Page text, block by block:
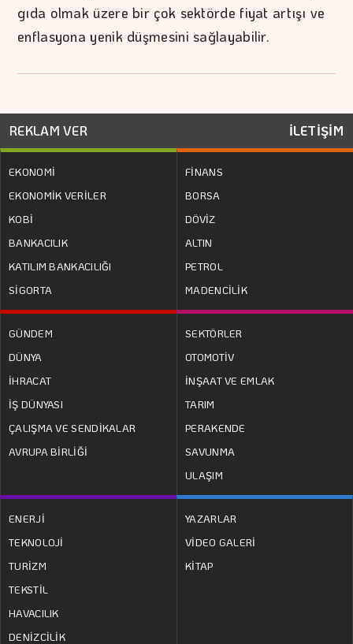
gıda olmak üzere bir çok sektörde fiyat artışı ve
enflasyona yenik düşmesini sağlayabilir.
REKLAM VER İLETİŞİM
EKONOMİ
EKONOMİK VERİLER
KOBİ
BANKACILIK
KATILIM BANKACILIĞI
SİGORTA
FİNANS
BORSA
DÖVİZ
ALTIN
PETROL
MADENCİLİK
GÜNDEM
DÜNYA
İHRACAT
İŞ DÜNYASI
ÇALIŞMA VE SENDİKALAR
AVRUPA BİRLİĞİ
SEKTÖRLER
OTOMOTİV
İNŞAAT VE EMLAK
TARIM
PERAKENDE
SAVUNMA
ULAŞIM
ENERJİ
TEKNOLOJİ
TURİZM
TEKSTİL
HAVACILIK
DENİZCİLİK
YAZARLAR
VİDEO GALERİ
KİTAP